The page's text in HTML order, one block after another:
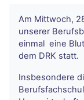
Am Mittwoch,
unserer
einmal eine
dem DRK statt.
Insbesondere